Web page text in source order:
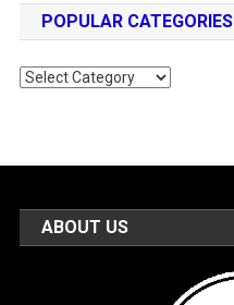
POPULAR CATEGORIES
Popular
ABOUT US